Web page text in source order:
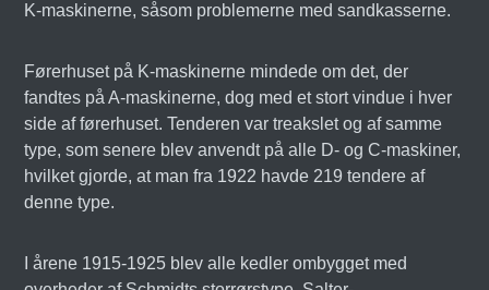
K-maskinerne, såsom problemerne med sandkasserne.
Førerhuset på K-maskinerne mindede om det, der
fandtes på A-maskinerne, dog med et stort vindue i hver
side af førerhuset. Tenderen var treakslet og af samme
type, som senere blev anvendt på alle D- og C-maskiner,
hvilket gjorde, at man fra 1922 havde 219 tendere af
denne type.
I årene 1915-1925 blev alle kedler ombygget med